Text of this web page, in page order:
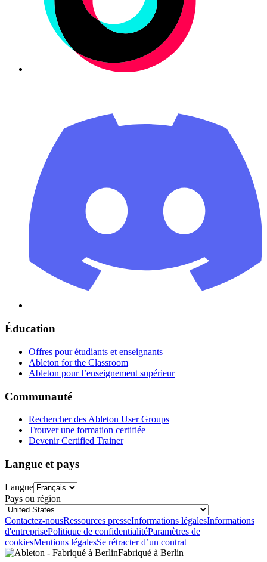
Éducation
Offres pour étudiants et enseignants
Ableton for the Classroom
Ableton pour l’enseignement supérieur
Communauté
Rechercher des Ableton User Groups
Trouver une formation certifiée
Devenir Certified Trainer
Langue et pays
Langue
Pays ou région
Contactez-nousRessources presseInformations légalesInformations
d'entreprisePolitique de confidentialitéParamètres de
cookiesMentions légalesSe rétracter d’un contrat
Fabriqué à Berlin